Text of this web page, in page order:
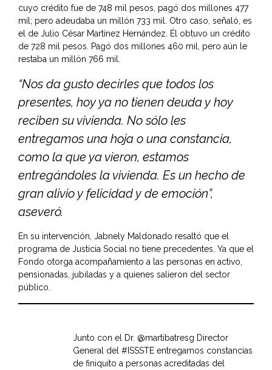
cuyo crédito fue de 748 mil pesos, pagó dos millones 477
mil; pero adeudaba un millón 733 mil. Otro caso, señaló, es
el de Julio César Martínez Hernández. Él obtuvo un crédito
de 728 mil pesos. Pagó dos millones 460 mil, pero aún le
restaba un millón 766 mil.
“Nos da gusto decirles que todos los
presentes, hoy ya no tienen deuda y hoy
reciben su vivienda. No sólo les
entregamos una hoja o una constancia,
como la que ya vieron, estamos
entregándoles la vivienda. Es un hecho de
gran alivio y felicidad y de emoción”,
aseveró.
En su intervención, Jabnely Maldonado resaltó que el
programa de Justicia Social no tiene precedentes. Ya que el
Fondo otorga acompañamiento a las personas en activo,
pensionadas, jubiladas y a quienes salieron del sector
público.
Junto con el Dr. @martibatresg Director
General del #ISSSTE entregamos constancias
de finiquito a personas acreditadas del